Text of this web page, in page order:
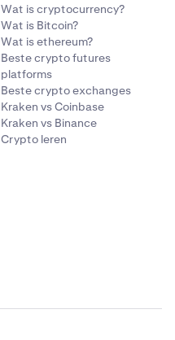
Wat is cryptocurrency?
Wat is Bitcoin?
Wat is ethereum?
Beste crypto futures
platforms
Beste crypto exchanges
Kraken vs Coinbase
Kraken vs Binance
Crypto leren